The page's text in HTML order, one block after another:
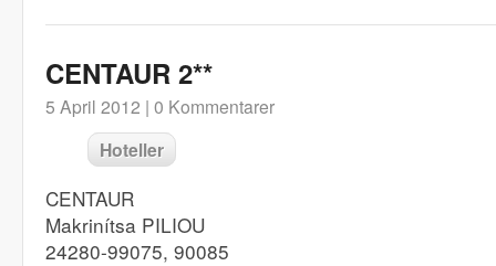
CENTAUR 2**
5 April 2012 | 0 Kommentarer
Hoteller
CENTAUR
Makrinítsa PILIOU
24280-99075, 90085